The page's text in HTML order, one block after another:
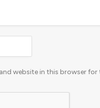
website in this browser